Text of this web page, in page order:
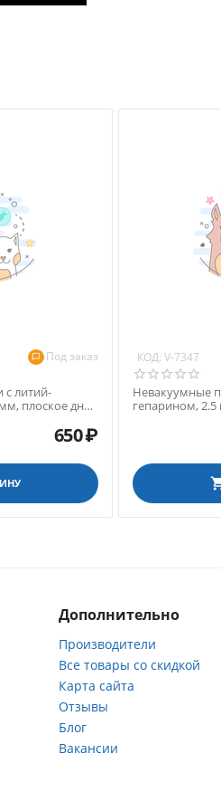
Под заказ
литий-
плоское дно,
650₽
КОД: V-7347
Невакуумные
гепарином, 2.5
Дополнительно
Производители
Все товары со скидкой
Карта сайта
Отзывы
Блог
Вакансии